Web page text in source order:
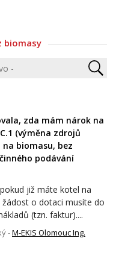
biomasy
zda mám nárok na
(výměna zdrojů
biomasu, bez
podávání
již máte kotel na
o dotaci musíte do
(tzn. faktur)....
-M-EKIS Olomouc Ing.